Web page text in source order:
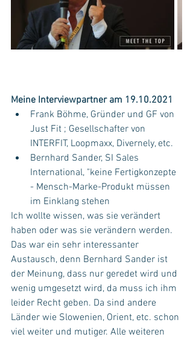
Meine Interviewpartner am 19.10.2021
Frank Böhme, Gründer und GF von
Just Fit ; Gesellschafter von
INTERFIT, Loopmaxx, Divernely, etc.
Bernhard Sander, SI Sales
International, "keine Fertigkonzepte
- Mensch-Marke-Produkt müssen
im Einklang stehen
Ich wollte wissen, was sie verändert
haben oder was sie verändern werden.
Das war ein sehr interessanter
Austausch, denn Bernhard Sander ist
der Meinung, dass nur geredet wird und
wenig umgesetzt wird, da muss ich ihm
leider Recht geben. Da sind andere
Länder wie Slowenien, Orient, etc. schon
viel weiter und mutiger. Alle weiteren